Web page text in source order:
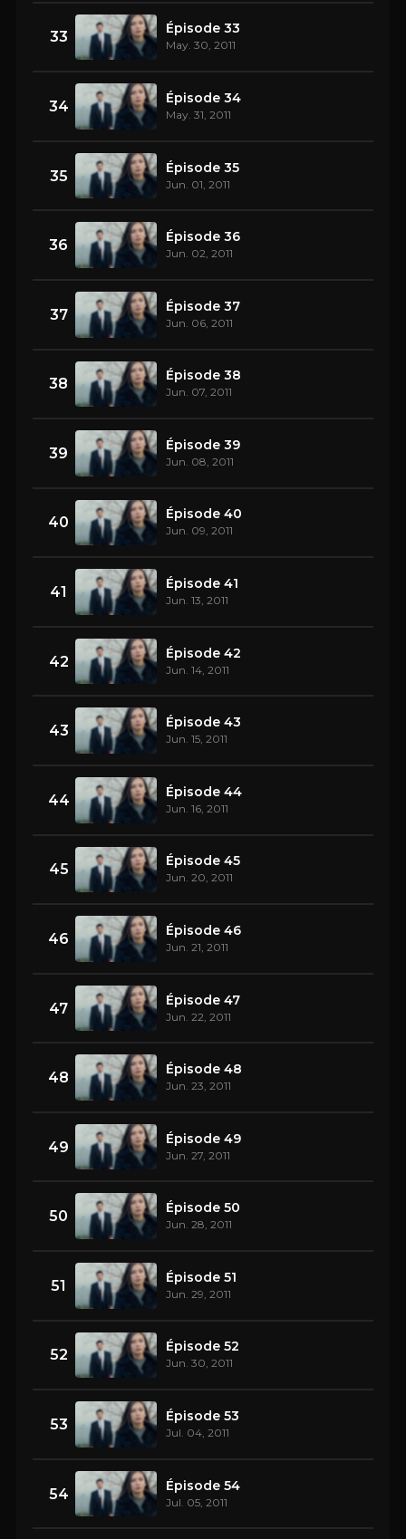
33 Épisode 33
May. 30, 2011
34 Épisode 34
May. 31, 2011
35 Épisode 35
Jun. 01, 2011
36 Épisode 36
Jun. 02, 2011
37 Épisode 37
Jun. 06, 2011
38 Épisode 38
Jun. 07, 2011
39 Épisode 39
Jun. 08, 2011
40 Épisode 40
Jun. 09, 2011
41 Épisode 41
Jun. 13, 2011
42 Épisode 42
Jun. 14, 2011
43 Épisode 43
Jun. 15, 2011
44 Épisode 44
Jun. 16, 2011
45 Épisode 45
Jun. 20, 2011
46 Épisode 46
Jun. 21, 2011
47 Épisode 47
Jun. 22, 2011
48 Épisode 48
Jun. 23, 2011
49 Épisode 49
Jun. 27, 2011
50 Épisode 50
Jun. 28, 2011
51 Épisode 51
Jun. 29, 2011
52 Épisode 52
Jun. 30, 2011
53 Épisode 53
Jul. 04, 2011
54 Épisode 54
Jul. 05, 2011